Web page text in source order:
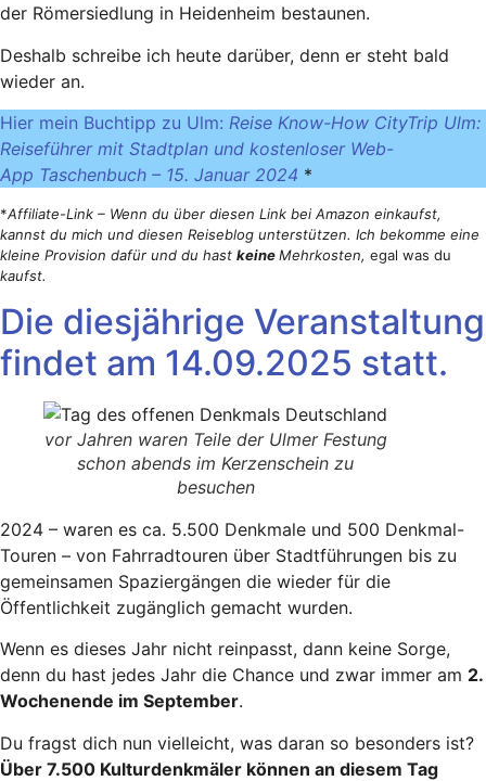
der Römersiedlung in Heidenheim bestaunen.
Deshalb schreibe ich heute darüber, denn er steht bald
wieder an.
Hier mein Buchtipp zu Ulm: Reise Know-How CityTrip Ulm:
Reiseführer mit Stadtplan und kostenloser Web-
App Taschenbuch – 15. Januar 2024 *
*Affiliate-Link – Wenn du über diesen Link bei Amazon einkaufst,
kannst du mich und diesen Reiseblog unterstützen. Ich bekomme eine
kleine Provision dafür und du hast keineMehrkosten, egal was du
kaufst.
Die diesjährige Veranstaltung
findet am 14.09.2025 statt.
vor Jahren waren Teile der Ulmer Festung
schon abends im Kerzenschein zu
besuchen
2024 – waren es ca. 5.500 Denkmale und 500 Denkmal-
Touren – von Fahrradtouren über Stadtführungen bis zu
gemeinsamen Spaziergängen die wieder für die
Öffentlichkeit zugänglich gemacht wurden.
Wenn es dieses Jahr nicht reinpasst, dann keine Sorge,
denn du hast jedes Jahr die Chance und zwar immer am 2.
Wochenende im September.
Du fragst dich nun vielleicht, was daran so besonders ist?
Über 7.500 Kulturdenkmäler können an diesem Tag